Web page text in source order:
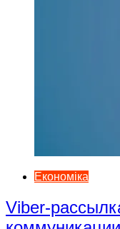
Економіка
Viber-